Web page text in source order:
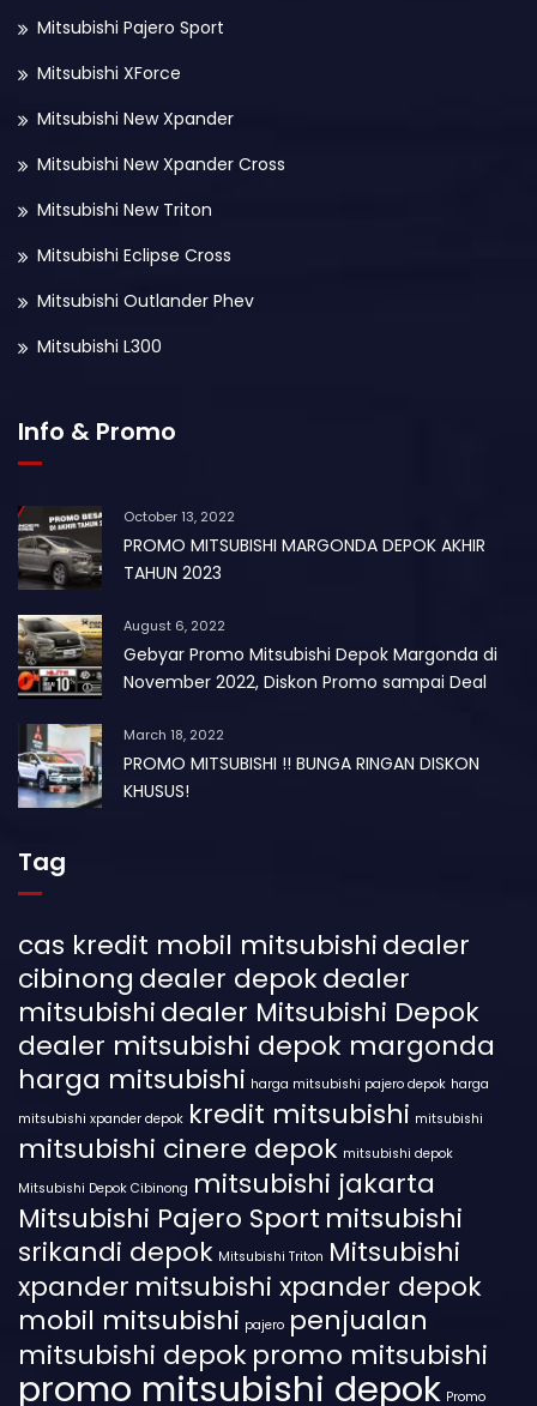
Mitsubishi Pajero Sport
Mitsubishi XForce
Mitsubishi New Xpander
Mitsubishi New Xpander Cross
Mitsubishi New Triton
Mitsubishi Eclipse Cross
Mitsubishi Outlander Phev
Mitsubishi L300
Info & Promo
October 13, 2022
PROMO MITSUBISHI MARGONDA DEPOK AKHIR
TAHUN 2023
August 6, 2022
Gebyar Promo Mitsubishi Depok Margonda di
November 2022, Diskon Promo sampai Deal
March 18, 2022
PROMO MITSUBISHI !! BUNGA RINGAN DISKON
KHUSUS!
Tag
cas kredit mobil mitsubishidealer
cibinong dealer depokdealer
mitsubishidealer Mitsubishi Depok
dealer mitsubishi depok margonda
harga mitsubishi harga mitsubishi pajero depok harga
mitsubishi xpander depok kredit mitsubishi mitsubishi
mitsubishi cinere depok mitsubishi depok
Mitsubishi Depok Cibinong mitsubishi jakarta
Mitsubishi Pajero Sport mitsubishi
srikandi depok Mitsubishi Triton Mitsubishi
xpander mitsubishi xpander depok
mobil mitsubishi pajero penjualan
mitsubishi depokpromo mitsubishi
promo mitsubishi depok Promo